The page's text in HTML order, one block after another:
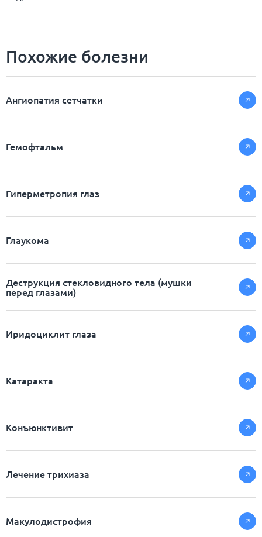
Похожие болезни
Ангиопатия сетчатки
Гемофтальм
Гиперметропия глаз
Глаукома
Деструкция стекловидного тела (мушки
перед глазами)
Иридоциклит глаза
Катаракта
Конъюнктивит
Лечение трихиаза
Макулодистрофия